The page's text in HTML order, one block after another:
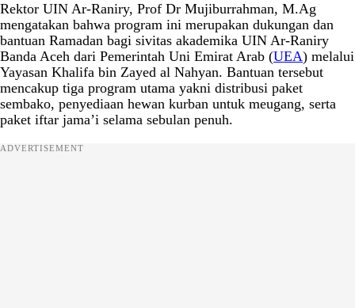
Rektor UIN Ar-Raniry, Prof Dr Mujiburrahman, M.Ag
mengatakan bahwa program ini merupakan dukungan dan
bantuan Ramadan bagi sivitas akademika UIN Ar-Raniry
Banda Aceh dari Pemerintah Uni Emirat Arab (UEA) melalui
Yayasan Khalifa bin Zayed al Nahyan. Bantuan tersebut
mencakup tiga program utama yakni distribusi paket
sembako, penyediaan hewan kurban untuk meugang, serta
paket iftar jama’i selama sebulan penuh.
ADVERTISEMENT